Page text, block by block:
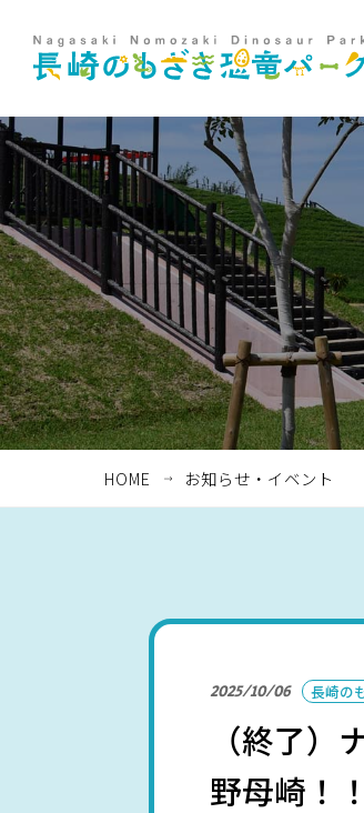
ホーム
お知らせ・イベン
パークを楽しむ
個人情報保護方針
HOME お知らせ・イベント
2025/10/06 長崎の
（終了
野母崎！！